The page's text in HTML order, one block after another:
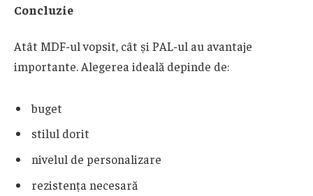
Concluzie
Atât MDF-ul vopsit, cât și PAL-ul au avantaje
importante. Alegerea ideală depinde de:
buget
stilul dorit
nivelul de personalizare
rezistența necesară